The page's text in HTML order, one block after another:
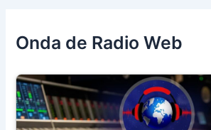
Onda de Radio Web